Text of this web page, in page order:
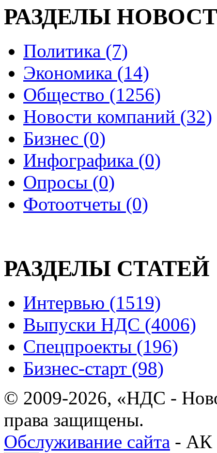
РАЗДЕЛЫ
Политика (7)
Экономика (14)
Общество (1256)
Новости компаний (32)
Бизнес (0)
Инфографика (0)
Опросы (0)
Фотоотчеты (0)
РАЗДЕЛЫ СТАТЕЙ
Интервью (1519)
Выпуски НДС (4006)
Спецпроекты (196)
Бизнес-старт (98)
© 2009-2026, «НДС -
права защищены.
Обслуживание сайта - АК